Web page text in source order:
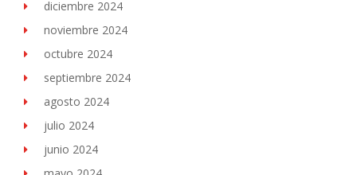
diciembre 2024
noviembre 2024
octubre 2024
septiembre 2024
agosto 2024
julio 2024
junio 2024